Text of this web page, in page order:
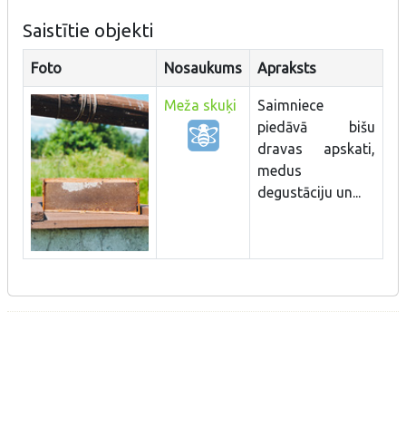
Saistītie objekti
Foto Nosaukums Apraksts
Meža skuķi
Saimniece
piedāvā bišu
dravas apskati,
medus
degustāciju un...